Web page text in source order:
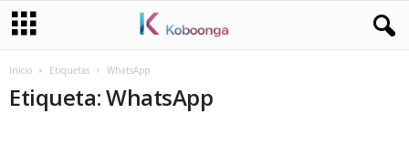
Inicio Etiquetas WhatsApp
Etiqueta: WhatsApp